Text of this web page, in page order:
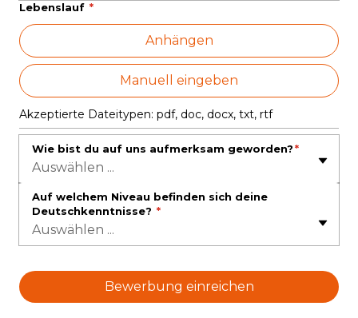
Lebenslauf *
Anhängen
Manuell eingeben
Akzeptierte Dateitypen: pdf, doc, docx, txt, rtf
Wie bist du auf uns aufmerksam geworden?*
Auswählen ...
Auf welchem Niveau befinden sich deine
Deutschkenntnisse? *
Auswählen ...
Bewerbung einreichen